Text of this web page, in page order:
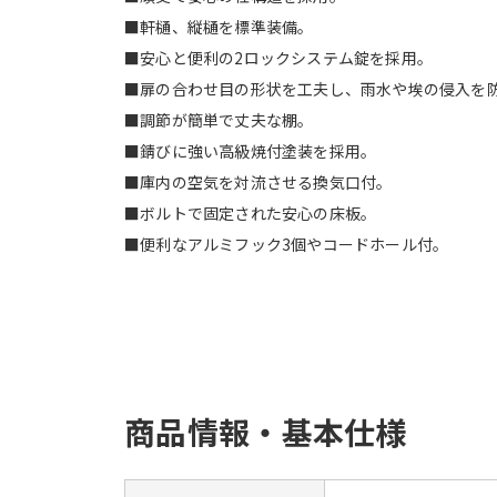
■軒樋、縦樋を標準装備。
■安心と便利の2ロックシステム錠を採用。
■扉の合わせ目の形状を工夫し、雨水や埃の侵入を防
■調節が簡単で丈夫な棚。
■錆びに強い高級焼付塗装を採用。
■庫内の空気を対流させる換気口付。
■ボルトで固定された安心の床板。
■便利なアルミフック3個やコードホール付。
商品情報・基本仕様